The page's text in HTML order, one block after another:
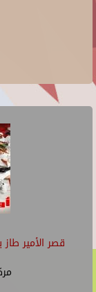
قصر الأمير